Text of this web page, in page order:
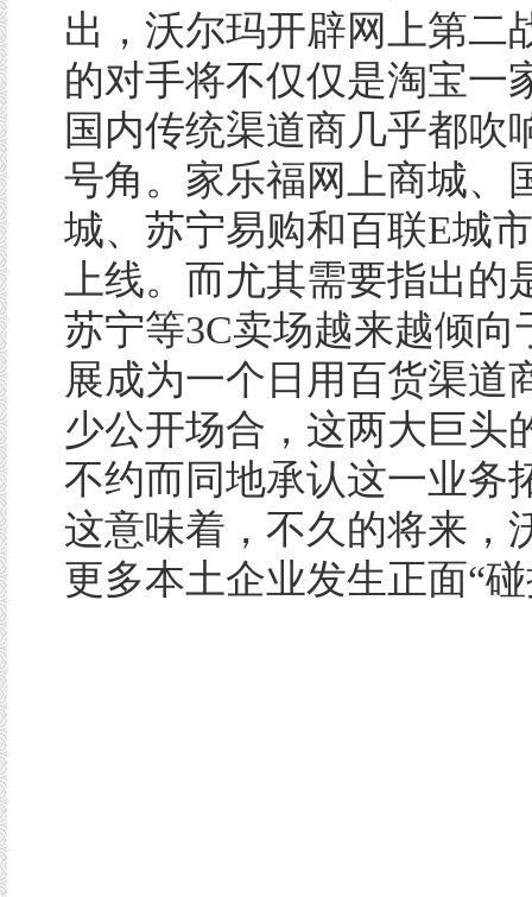
出，沃尔玛开辟网上第二
的对手将不仅仅是淘宝一
国内传统渠道商几乎都吹
号角。家乐福网上商城、
城、苏宁易购和百联E城
上线。而尤其需要指出的
苏宁等3C卖场越来越倾向
展成为一个日用百货渠道
少公开场合，这两大巨头
不约而同地承认这一业务
这意味着，不久的将来，
更多本土企业发生正面“